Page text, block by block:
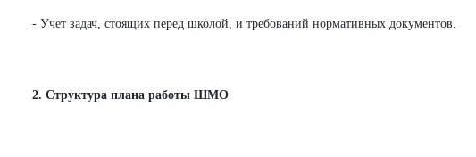
- Учет задач, стоящих перед школой, и требований нормативных документов.
2. Структура плана работы ШМО